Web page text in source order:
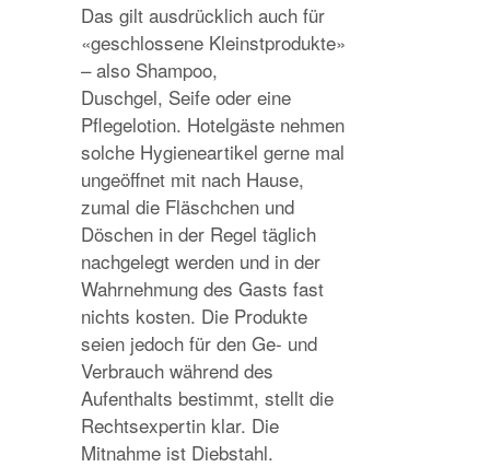
Das gilt ausdrücklich auch für
«geschlossene Kleinstprodukte»
– also Shampoo,
Duschgel, Seife oder eine
Pflegelotion. Hotelgäste nehmen
solche Hygieneartikel gerne mal
ungeöffnet mit nach Hause,
zumal die Fläschchen und
Döschen in der Regel täglich
nachgelegt werden und in der
Wahrnehmung des Gasts fast
nichts kosten. Die Produkte
seien jedoch für den Ge- und
Verbrauch während des
Aufenthalts bestimmt, stellt die
Rechtsexpertin klar. Die
Mitnahme ist Diebstahl.